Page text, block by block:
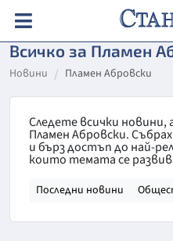
Всичко за Пламен
Новини Пламен Абровски
Следете всички новини,
Пламен Абровски.
и бърз достъп до най-
които темата се
Последни новини